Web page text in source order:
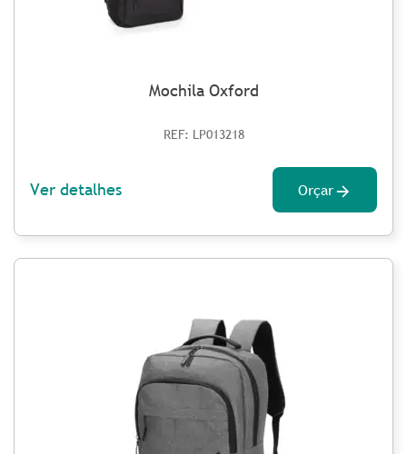
Mochila Oxford
REF: LP013218
Ver detalhes Orçar